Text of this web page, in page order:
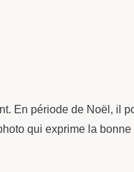
En période de Noël, il
qui exprime la